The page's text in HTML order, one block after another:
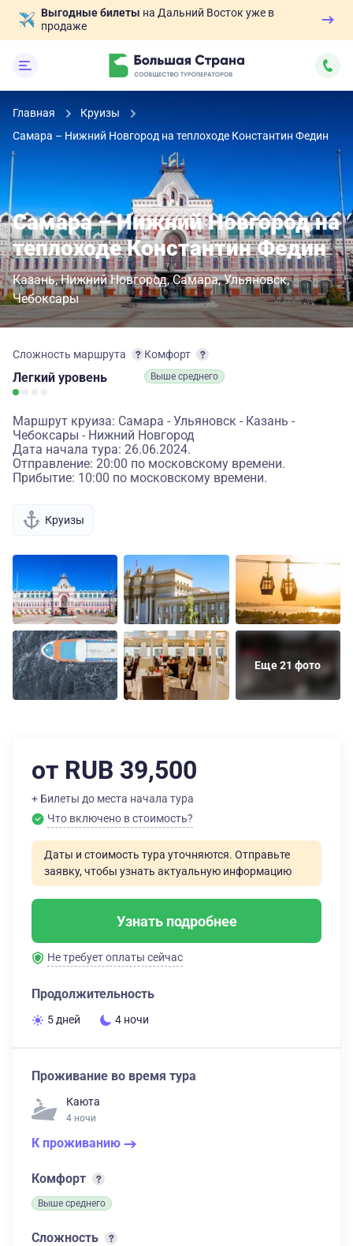
Выгодные билеты на Дальний Восток уже в
продаже
Главная
Круизы
Самара – Нижний Новгород на теплоходе Константин Федин
Самара – Нижний Новгород на
теплоходе Константин Федин
Казань Нижний Новгород Самара Ульяновск
Чебоксары
Сложность маршрута
Легкий уровень
Комфорт
Выше среднего
Маршрут круиза: Самара - Ульяновск - Казань -
Чебоксары - Нижний Новгород
Дата начала тура: 26.06.2024.
Отправление: 20:00 по московскому времени.
Прибытие: 10:00 по московскому времени.
Круизы
Еще 21 фото
от RUB 39,500
+ Билеты до места начала тура
Что включено в стоимость?
Даты и стоимость тура уточняются. Отправьте
заявку, чтобы узнать актуальную информацию
Узнать подробнее
Не требует оплаты сейчас
Продолжительность
5 дней 4 ночи
Проживание во время тура
Каюта
4 ночи
К проживанию
Комфорт
Выше среднего
Сложность